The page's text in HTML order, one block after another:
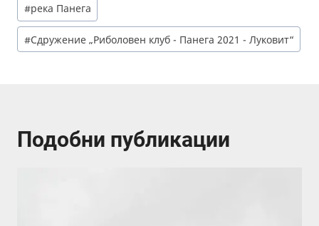
#река Панега
#Сдружение „Риболовен клуб - Панега 2021 - Луковит“
Подобни публикации